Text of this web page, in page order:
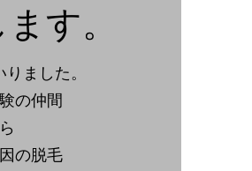
す。
ました。
の仲間
の脱毛